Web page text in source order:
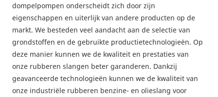
dompelpompen onderscheidt zich door zijn
eigenschappen en uiterlijk van andere producten op de
markt. We besteden veel aandacht aan de selectie van
grondstoffen en de gebruikte productietechnologieën. Op
deze manier kunnen we de kwaliteit en prestaties van
onze rubberen slangen beter garanderen. Dankzij
geavanceerde technologieën kunnen we de kwaliteit van
onze industriële rubberen benzine- en olieslang voor